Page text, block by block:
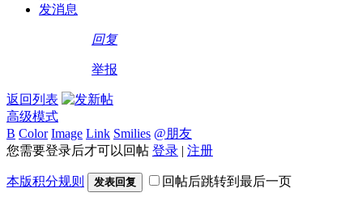
发消息
回复
举报
返回列表
高级模式
B Color Image Link Smilies @朋友
您需要登录后才可以回帖 登录 | 注册
本版积分规则 发表回复 回帖后跳转到最后一页